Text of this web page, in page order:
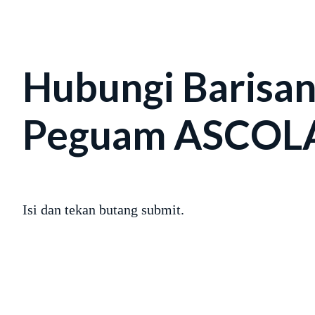
Hubungi Barisan
Peguam
Isi dan tekan butang submit.